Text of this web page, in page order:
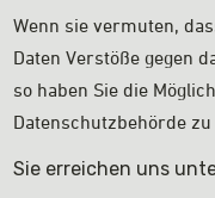
Wenn sie vermuten,
Daten Verstöße gegen
so haben Sie die
Datenschutzbehörde
Sie erreichen uns